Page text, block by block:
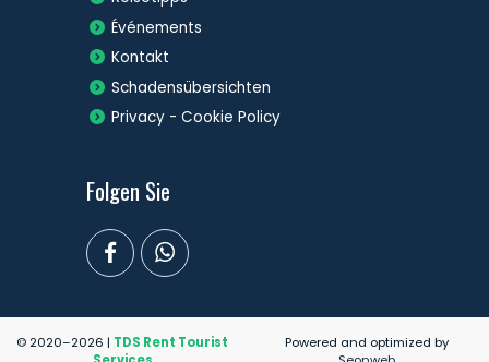
Événements
Kontakt
Schadensübersichten
Privacy - Cookie Policy
Folgen Sie
© 2020–2026 | TDS Rent Tourist
Powered and optimized by